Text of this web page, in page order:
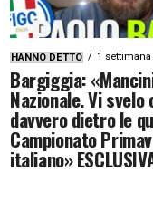
HANNO DETTO 1 settimana
Bargiggia:
Nazionale. Vi
davvero dietro le
Campionato
italiano»